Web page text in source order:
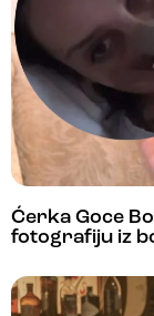
Ćerka Goce
fotografiju iz